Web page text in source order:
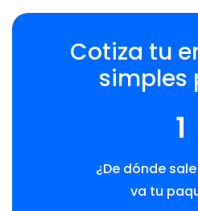
Cotiza tu
simples
1
¿De dónde
va tu